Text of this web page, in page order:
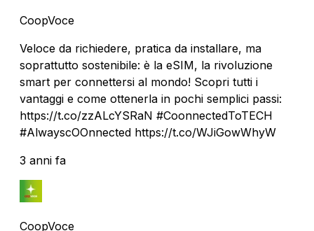
CoopVoce
Veloce da richiedere, pratica da installare, ma
soprattutto sostenibile: è la eSIM, la rivoluzione
smart per connettersi al mondo! Scopri tutti i
vantaggi e come ottenerla in pochi semplici passi:
https://t.co/zzALcYSRaN #CoonnectedToTECH
#AlwayscOOnnected https://t.co/WJiGowWhyW
3 anni fa
CoopVoce